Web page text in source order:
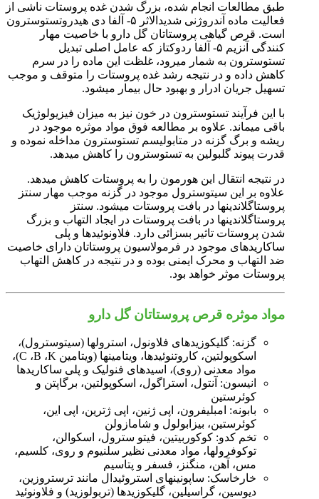
طبق مطالعات انجام شده، بزرگ شدن غده پروستات ناشی از
فعالیت ماده آندروژنی شدیدالاثر ۵- آلفا دی هیدروتستوسترون
است. قرص گیاهی پروستاتان گل دارو با خاصیت مهار
کنندگی آنزیم ۵- آلفا ردوکتاز که عامل اصلی تبدیل
تستوسترون به شمار می‎رود، غلظت این ماده را در سرم
کاهش داده و در نتیجه رشد غده پروستات را متوقف و موجب
تسهیل جریان ادرار و بهبود حال بیمار می‎شود.
با این فرآیند تستوسترون در خون نیز به میزان فیزیولوژیک
باقی می‎ماند. علاوه بر مطالعه فوق مواد موثره موجود در
ریشه و برگ گزنه در متابولیسم تستوسترون مداخله نموده و
قدرت پیوند گلبولین به تستوسترون را کاهش می‎دهد.
در نتیجه انتقال این هورمون را به پروستات کاهش می‎دهد.
علاوه بر این سیتوسترول موجود در گزنه موجب مهار سنتز
پروستاگلاندین‎ها در بافت پروستات می‎شود. سنتز
پروستاگلاندین‎ها در بافت پروستات در ایجاد التهاب و بزرگ
شدن پروستات تاثیر بسزائی دارد. فلاونوئیدها و پلی
ساکاریدهای موجود در فرمولاسیون پروستاتان دارای خاصیت
ضد التهاب و محرک ایمنی بوده و در نتیجه در کاهش التهاب
پروستات موثر خواهد بود.
مواد موثره قرص پروستاتان گل دارو
گزنه: گلیکوزید‎های فلاونول، استرول‎ها (سیتوسترول)،
اسکوپولتین، کاروتنوئیدها، ویتامین‎ها (ویتامین C ،B ،K)،
مواد معدنی (روی)، اسیدهای فنولیک و پلی ساکاریدها
انیسون: آنتول، استراگول، اسکوپولتین، برگاپتن و
کوئرستین
بابونه: امبلیفرون، اپی ژنین، اپی ژترین، اپی این،
کوئرستین، بیزابولول و شامازولن
تخم کدو: کوکوربیتین، فیتو سترول، اسکوالن،
توکوفرول‎ها، مواد معدنی نظیر سلنیوم و روی، کلسیم،
مس، آهن، منگنز، فسفر و پتاسیم
خارخاسک: ساپونین‎های استروئیدال مانند ترستروزین،
دیوسین، گراسیلین، گلیکوزیدها (تربولوزید) و فلاونوئید